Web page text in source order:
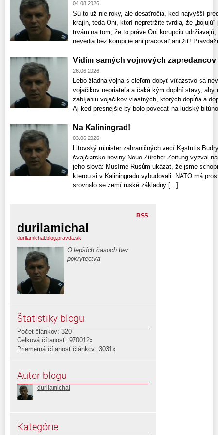
04.08.2026
Sú to už nie roky, ale desaťročia, keď najvyšší
krajín, teda Oni, ktorí nepretržite tvrdia, že
trvám na tom, že to práve Oni korupciu
nevedia bez korupcie ani pracovať ani žiť!
Vidím samých vojnových
26.06.2026
Lebo žiadna vojna s cieľom dobyť víťazstvo sa
vojačikov nepriateľa a čaká kým doplní stavy,
zabíjaniu vojačikov vlastných, ktorých dopĺňa a
Aj keď presnejšie by bolo povedať na ľudský
Na Kaliningrad!
03.06.2026
Litovský minister zahraničných vecí Kęstutis
švajčiarske noviny Neue Zürcher Zeitung vyzval
jeho slová: Musíme Rusům ukázat, že jsme
kterou si v Kaliningradu vybudovali. NATO má
srovnalo se zemí ruské základny [...]
RSS
durilamichal
durilamichal.blog.pravda.sk
O lepších časoch bez
pokrytectva
Štatistiky blogu
Počet článkov: 320
Celková čítanosť: 970012x
Priemerná čítanosť článkov: 3031x
Autor blogu
durilamichal
Kategórie